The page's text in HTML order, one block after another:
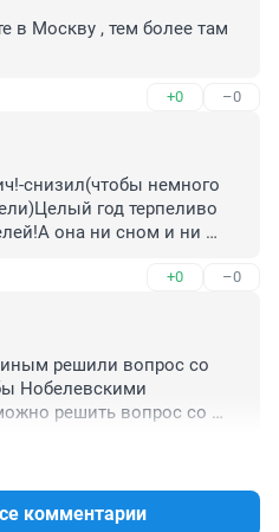
в Москву , тем более там
+0 –0
снизил(чтобы немного
год терпеливо
она ни сном и ни
не на 18 тысяч(с ее
призадумается.Работать-
в публичном
за 3 месяца правильно
работы можно
+0 –0
решили вопрос со
Нобелевскими
решить вопрос со
комментарии